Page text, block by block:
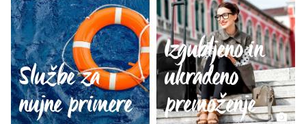
Službe za
nujne primere
Izgubljeno in
ukradeno
premoženje